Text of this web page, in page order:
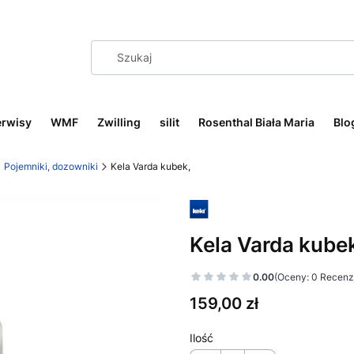
WMF Zwilling silit Rosenthal Biała Maria
Pojemniki, dozowniki Kela Varda kubek,
Kela Varda
0.00(Oceny: 0
Cena
159,00 zł
Ilość